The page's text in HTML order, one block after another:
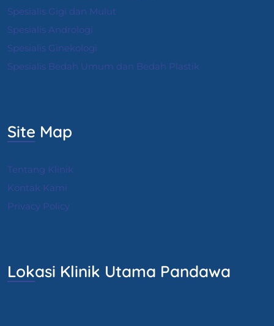
Spesialis Gigi dan Mulut
Spesialis Andrologi
Spesialis Ginekologi
Spesialis Bedah Umum dan Bedah Plastik
Site Map
Tentang Klinik
Kontak Kami
Privacy Policy
Lokasi Klinik Utama Pandawa